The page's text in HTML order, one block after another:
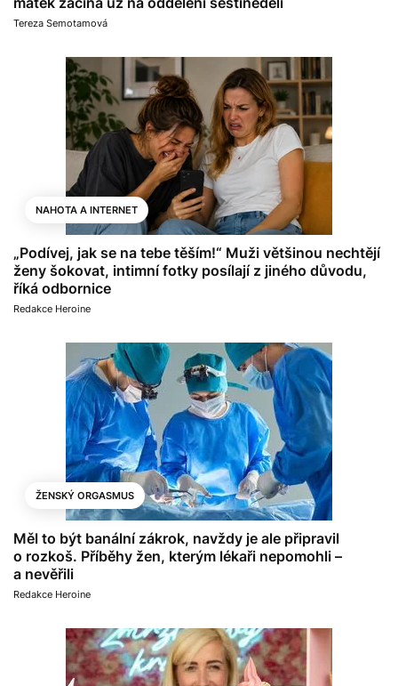
Tereza Semotamová
NAHOTA A INTERNET
„Podívej, jak se na tebe těším!“ Muži většinou nechtějí
ženy šokovat, intimní fotky posílají z jiného důvodu,
říká odbornice
Redakce Heroine
ŽENSKÝ ORGASMUS
Měl to být banální zákrok, navždy je ale připravil
o rozkoš. Příběhy žen, kterým lékaři nepomohli –
a nevěřili
Redakce Heroine